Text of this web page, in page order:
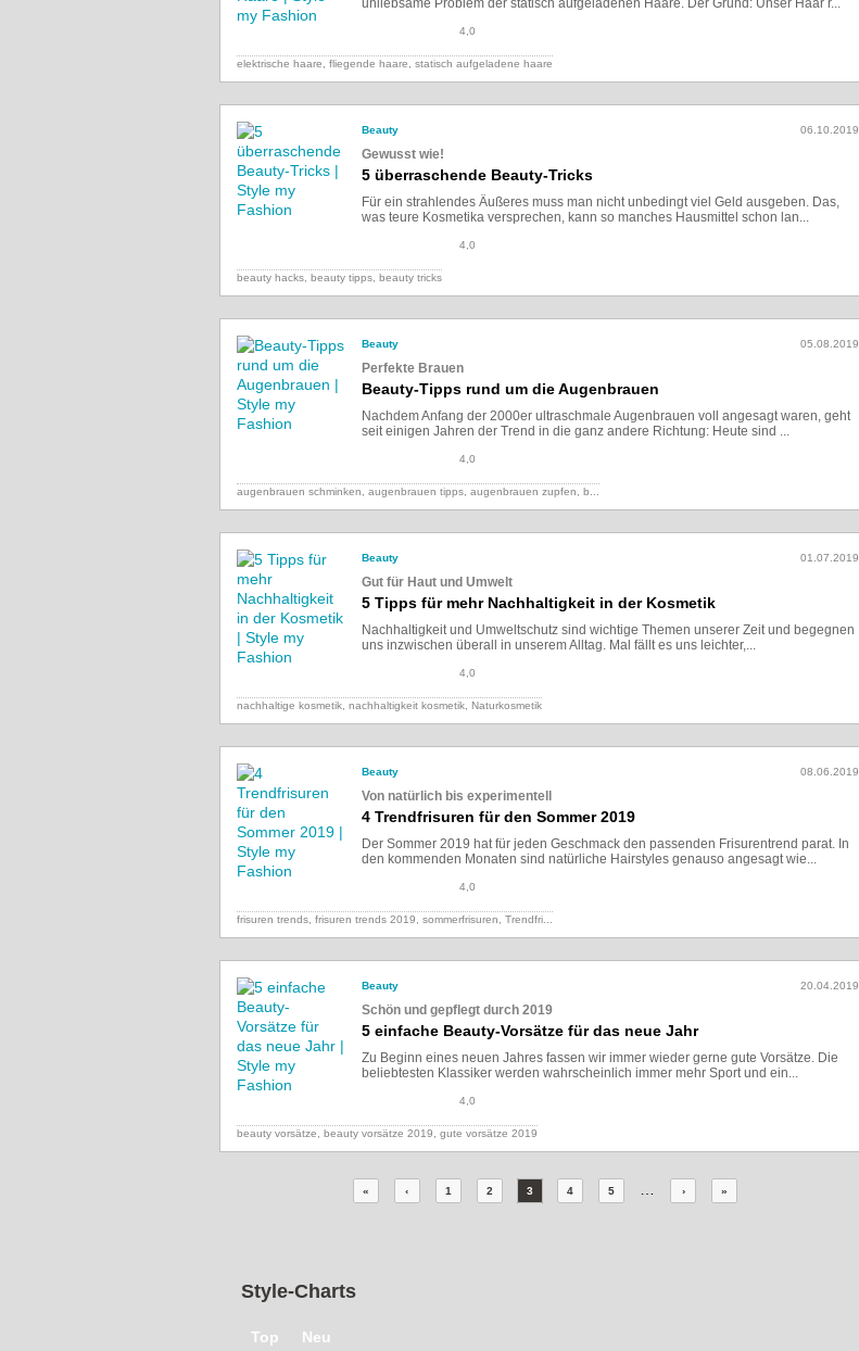
unliebsame Problem der statisch aufgeladenen Haare. Der Grund: Unser Haar r...
4,0
elektrische haare, fliegende haare, statisch aufgeladene haare
Beauty 06.10.2019
Gewusst wie!
5 überraschende Beauty-Tricks
Für ein strahlendes Äußeres muss man nicht unbedingt viel Geld ausgeben. Das,
was teure Kosmetika versprechen, kann so manches Hausmittel schon lan...
4,0
beauty hacks, beauty tipps, beauty tricks
Beauty 05.08.2019
Perfekte Brauen
Beauty-Tipps rund um die Augenbrauen
Nachdem Anfang der 2000er ultraschmale Augenbrauen voll angesagt waren, geht
seit einigen Jahren der Trend in die ganz andere Richtung: Heute sind ...
4,0
augenbrauen schminken, augenbrauen tipps, augenbrauen zupfen, b...
Beauty 01.07.2019
Gut für Haut und Umwelt
5 Tipps für mehr Nachhaltigkeit in der Kosmetik
Nachhaltigkeit und Umweltschutz sind wichtige Themen unserer Zeit und begegnen
uns inzwischen überall in unserem Alltag. Mal fällt es uns leichter,...
4,0
nachhaltige kosmetik, nachhaltigkeit kosmetik, Naturkosmetik
Beauty 08.06.2019
Von natürlich bis experimentell
4 Trendfrisuren für den Sommer 2019
Der Sommer 2019 hat für jeden Geschmack den passenden Frisurentrend parat. In
den kommenden Monaten sind natürliche Hairstyles genauso angesagt wie...
4,0
frisuren trends, frisuren trends 2019, sommerfrisuren, Trendfri...
Beauty 20.04.2019
Schön und gepflegt durch 2019
5 einfache Beauty-Vorsätze für das neue Jahr
Zu Beginn eines neuen Jahres fassen wir immer wieder gerne gute Vorsätze. Die
beliebtesten Klassiker werden wahrscheinlich immer mehr Sport und ein...
4,0
beauty vorsätze, beauty vorsätze 2019, gute vorsätze 2019
« ‹ 1 2 3 4 5 › »
Style-Charts
Top Neu